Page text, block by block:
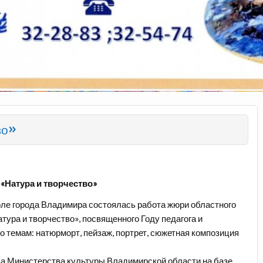
и творчество»
города Владимира состоялась работа жюри областного
и творчество», посвященного Году педагога и
темам: натюрморт, пейзаж, портрет, сюжетная композиция
Министерства культуры Владимирской области на базе